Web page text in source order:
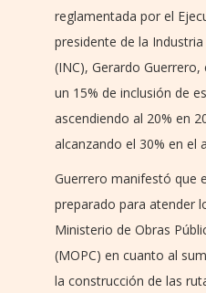
reglamentada por el
presidente de la
(INC), Gerardo
un 15% de inclusión de
ascendiendo al 20% en
alcanzando el 30% en el
Guerrero manifestó que
preparado para atender
Ministerio de Obras
(MOPC) en cuanto al
la construcción de las